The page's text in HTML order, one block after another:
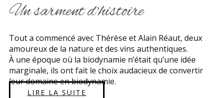
Un sarment d'histoire
Tout a commencé avec Thérèse et Alain Réaut, deux
amoureux de la nature et des vins authentiques.
À une époque où la biodynamie n’était qu’une idée
marginale, ils ont fait le choix audacieux de convertir
leur domaine en biodynamie.
LIRE LA SUITE